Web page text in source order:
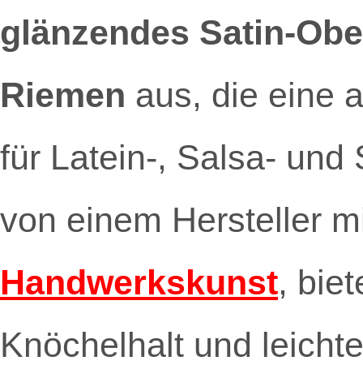
glänzendes Satin-
Riemen aus, die eine
für Latein-, Salsa- und
von einem Hersteller
Handwerkskunst,
Knöchelhalt und